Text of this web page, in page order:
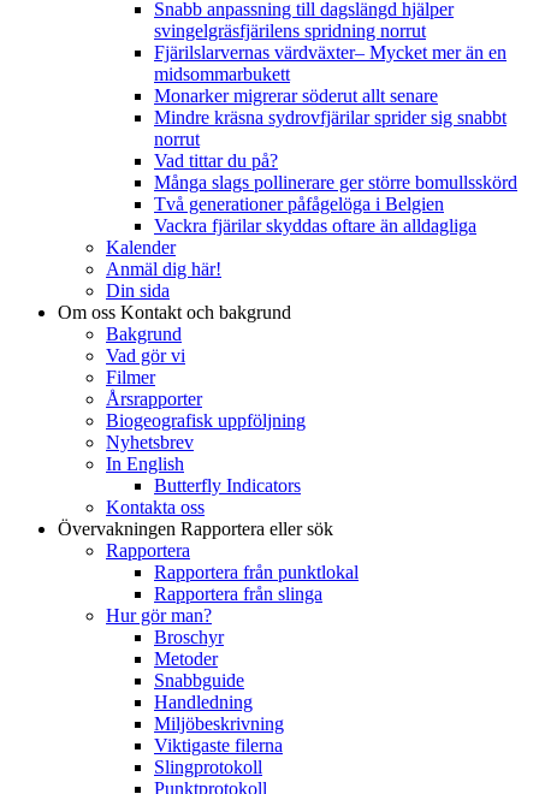
Snabb anpassning till dagslängd hjälper
svingelgräsfjärilens spridning norrut
Fjärilslarvernas värdväxter– Mycket mer än en
midsommarbukett
Monarker migrerar söderut allt senare
Mindre kräsna sydrovfjärilar sprider sig snabbt
norrut
Vad tittar du på?
Många slags pollinerare ger större bomullsskörd
Två generationer påfågelöga i Belgien
Vackra fjärilar skyddas oftare än alldagliga
Kalender
Anmäl dig här!
Din sida
Om oss Kontakt och bakgrund
Bakgrund
Vad gör vi
Filmer
Årsrapporter
Biogeografisk uppföljning
Nyhetsbrev
In English
Butterfly Indicators
Kontakta oss
Övervakningen Rapportera eller sök
Rapportera
Rapportera från punktlokal
Rapportera från slinga
Hur gör man?
Broschyr
Metoder
Snabbguide
Handledning
Miljöbeskrivning
Viktigaste filerna
Slingprotokoll
Punktprotokoll